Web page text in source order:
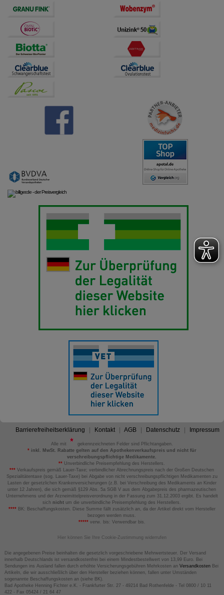
Barrierefreiheitserklärung Kontakt AGB Datenschutz Impressum
Alle mit
gekennzeichneten Felder sind Pflichtangaben.
*inkl. MwSt. Rabatte gelten auf den Apothekenverkaufspreis und nicht für
verschreibungspflichtige Medikamente.
** Unverbindliche Preisempfehlung des Herstellers.
*** Verkaufspreis gemäß Lauer-Taxe; verbindlicher Abrechnungspreis nach der Großen Deutschen
Spezialitätentaxe (sog. Lauer-Taxe) bei Abgabe von nicht verschreibungspflichtigen Medikamenten zu
Lasten der gesetzlichen Krankenversicherungen (z.B. bei Verschreibung des Medikaments an Kinder
unter 12 Jahren), die sich gemäß §129 Abs. 5a SGB V aus dem Abgabepreis des pharmazeutischen
Unternehmens und der Arzneimittelpreisverordnung in der Fassung zum 31.12.2003 ergibt. Es handelt
sich nicht um die unverbindliche Preisempfehlung des Herstellers.
****BK: Beschaffungskosten. Diese Summe fällt zusätzlich an, da der Artikel direkt vom Hersteller
bezogen werden muss.
*****verw. bis: Verwendbar bis.
Hier können Sie Ihre Cookie-Zustimmung widerrufen
Die angegebenen Preise beinhalten die gesetzlich vorgeschriebene Mehrwertsteuer. Der Versand
innerhalb Deutschlands ist versandkostenfrei bei einem Mindestbestellwert von 13,99 Euro. Bei
Sendungen ins Ausland fallen durch erhöhte Versicherungsgebühren Mehrkosten an VersandkostenBei
Artikeln, die wir ausschließlich über den Hersteller beziehen können, fallen unter Umständen
sogenannte Beschaffungskosten an (siehe BK).
Bad Apotheke Henning Fichter e.K. - Frankfurter Str. 27 - 49214 Bad Rothenfelde - Tel 0800 / 10 11
422 - Fax 05424 / 21 64 47